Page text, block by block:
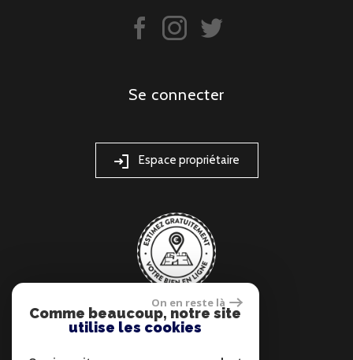
se connecter
Espace propriétaire
On en reste là
Comme beaucoup, notre site
utilise les cookies